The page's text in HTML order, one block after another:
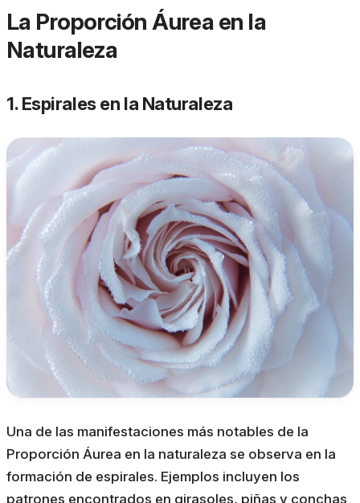
La Proporción Áurea en la
Naturaleza
1. Espirales en la Naturaleza
Una de las manifestaciones más notables de la
Proporción Áurea en la naturaleza se observa en la
formación de espirales. Ejemplos incluyen los
patrones encontrados en girasoles, piñas y conchas